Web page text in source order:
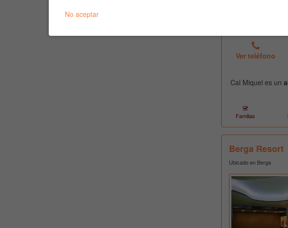
Ver teléfono
Cal Miquel es un
Familias
Berga Resort
Ubicado en Berga
No aceptar